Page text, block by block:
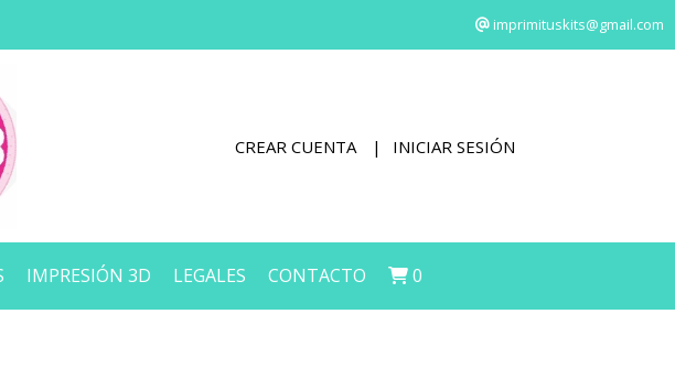
imprimituskits@gmail.com
CREAR CUENTA INICIAR SESIÓN
IMPRESIÓN 3D LEGALES CONTACTO 0